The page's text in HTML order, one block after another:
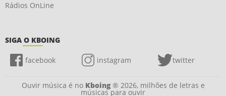
Rádios OnLine
SIGA O KBOING
facebook instagram twitter
Ouvir música é no Kboing® 2026, milhões de letras e
músicas para ouvir